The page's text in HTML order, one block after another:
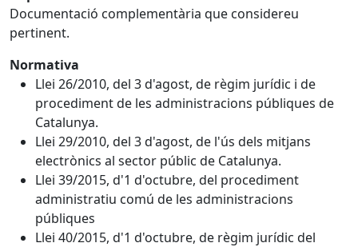
Documentació complementària que considereu
pertinent.
Normativa
Llei 26/2010, del 3 d'agost, de règim jurídic i de
procediment de les administracions públiques de
Catalunya.
Llei 29/2010, del 3 d'agost, de l'ús dels mitjans
electrònics al sector públic de Catalunya.
Llei 39/2015, d'1 d'octubre, del procediment
administratiu comú de les administracions
públiques
Llei 40/2015, d'1 d'octubre, de règim jurídic del